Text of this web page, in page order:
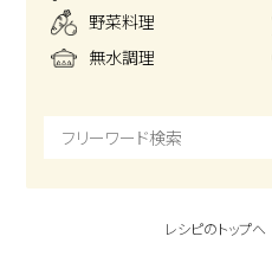
野菜料理
無水調理
レシピのトップへ